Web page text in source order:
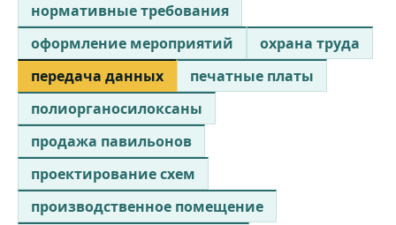
нормативные требования
оформление мероприятий
охрана труда
передача данных
печатные платы
полиорганосилоксаны
продажа павильонов
проектирование схем
производственное помещение